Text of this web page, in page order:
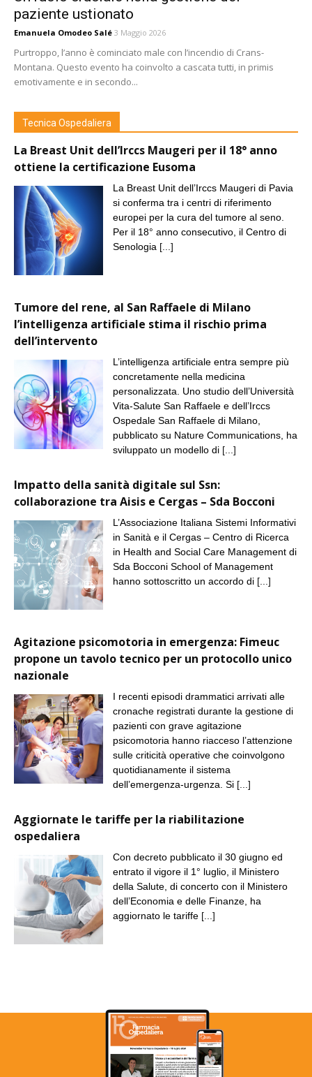
paziente ustionato
Emanuela Omodeo Salé 3 Maggio 2026
Purtroppo, l’anno è cominciato male con l’incendio di Crans-
Montana. Questo evento ha coinvolto a cascata tutti, in primis
emotivamente e in secondo...
Tecnica Ospedaliera
La Breast Unit dell’Irccs Maugeri per il 18° anno
ottiene la certificazione Eusoma
La Breast Unit dell’Irccs Maugeri di Pavia
si conferma tra i centri di riferimento
europei per la cura del tumore al seno.
Per il 18° anno consecutivo, il Centro di
Senologia [...]
Tumore del rene, al San Raffaele di Milano
l’intelligenza artificiale stima il rischio prima
dell’intervento
L’intelligenza artificiale entra sempre più
concretamente nella medicina
personalizzata. Uno studio dell’Università
Vita-Salute San Raffaele e dell’Irccs
Ospedale San Raffaele di Milano,
pubblicato su Nature Communications, ha
sviluppato un modello di [...]
Impatto della sanità digitale sul Ssn:
collaborazione tra Aisis e Cergas – Sda Bocconi
L’Associazione Italiana Sistemi Informativi
in Sanità e il Cergas – Centro di Ricerca
in Health and Social Care Management di
Sda Bocconi School of Management
hanno sottoscritto un accordo di [...]
Agitazione psicomotoria in emergenza: Fimeuc
propone un tavolo tecnico per un protocollo unico
nazionale
I recenti episodi drammatici arrivati alle
cronache registrati durante la gestione di
pazienti con grave agitazione
psicomotoria hanno riacceso l’attenzione
sulle criticità operative che coinvolgono
quotidianamente il sistema
dell’emergenza-urgenza. Si [...]
Aggiornate le tariffe per la riabilitazione
ospedaliera
Con decreto pubblicato il 30 giugno ed
entrato il vigore il 1° luglio, il Ministero
della Salute, di concerto con il Ministero
dell’Economia e delle Finanze, ha
aggiornato le tariffe [...]